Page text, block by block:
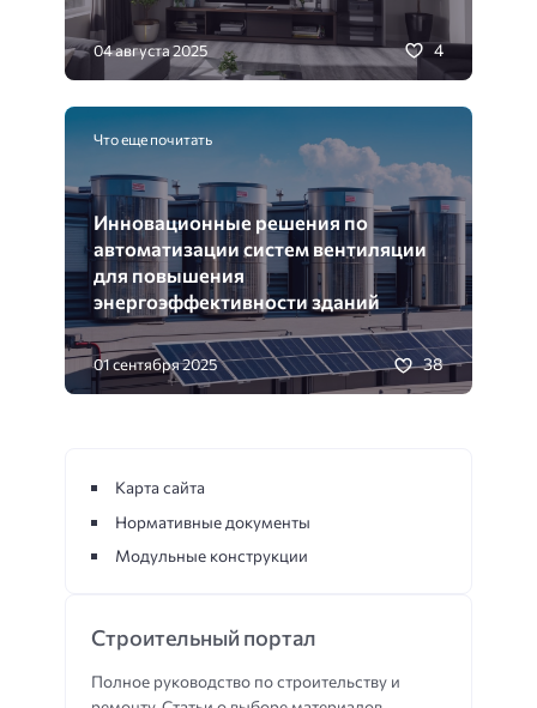
04 августа 2025 4
Что еще почитать
Инновационные решения по
автоматизации систем вентиляции
для повышения
энергоэффективности зданий
01 сентября 2025 38
Строительный портал
Полное руководство по строительству и
Карта сайта
Нормативные документы
Модульные конструкции